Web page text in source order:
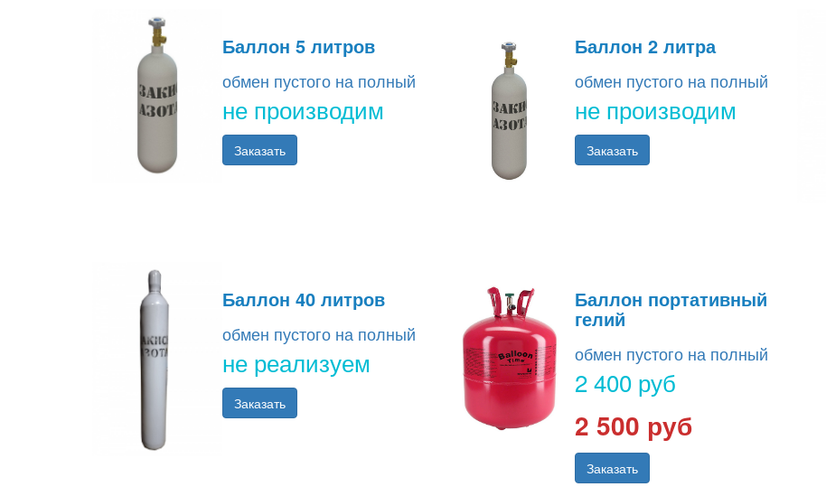
Баллон 5 литров
обмен пустого на полный
не производим
Заказать
Баллон 2 литра
обмен пустого на полный
не производим
Заказать
Баллон 40 литров
обмен пустого на полный
не реализуем
Заказать
Баллон портативный
гелий
обмен пустого на полный
2 400 руб
2 500 руб
Заказать